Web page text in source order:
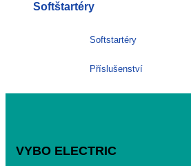
Softštartéry
Softstartéry
Příslušenství
VYBO ELECTRIC